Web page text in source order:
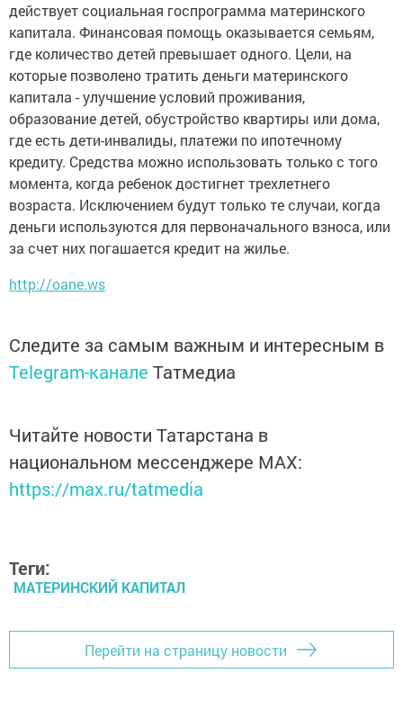
действует социальная госпрограмма материнского
капитала. Финансовая помощь оказывается семьям,
где количество детей превышает одного. Цели, на
которые позволено тратить деньги материнского
капитала - улучшение условий проживания,
образование детей, обустройство квартиры или дома,
где есть дети-инвалиды, платежи по ипотечному
кредиту. Средства можно использовать только с того
момента, когда ребенок достигнет трехлетнего
возраста. Исключением будут только те случаи, когда
деньги используются для первоначального взноса, или
за счет них погашается кредит на жилье.
http://oane.ws
Следите за самым важным и интересным в
Telegram-канале Татмедиа
Читайте новости Татарстана в
национальном мессенджере MАХ:
https://max.ru/tatmedia
Теги:
МАТЕРИНСКИЙ КАПИТАЛ
Перейти на страницу новости